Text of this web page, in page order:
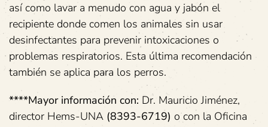
así como lavar a menudo con agua y jabón el
recipiente donde comen los animales sin usar
desinfectantes para prevenir intoxicaciones o
problemas respiratorios. Esta última recomendación
también se aplica para los perros.
****Mayor información con: Dr. Mauricio Jiménez,
director Hems-UNA (8393-6719) o con la Oficina